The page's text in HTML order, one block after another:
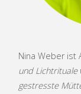
Nina Weber ist
und Lichtrituale
gestresste